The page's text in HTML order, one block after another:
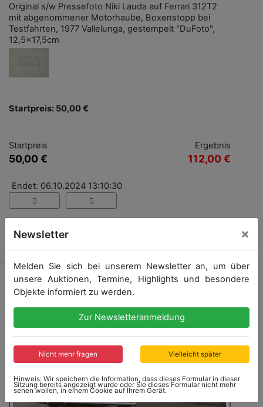
Original s/w Pressefoto Niki Lauda auf Ferrari 312T2
mit abgenommener Motorhaube, Boxenstopp bei
Testfahrten, 1977 Vallelunga, gestempelt "DuFoto",
12,5x17,5cm
Startpreis: 50,00 €
Startpreis
50,00 €
Ergebnis
112,00 €
Endet: 06.10.2024 13:10:30
Newsletter ×
Melden Sie sich bei unserem Newsletter an, um über
unsere Auktionen, Termine, Highlights und besondere
Objekte informiert zu werden.
Zur Newsletteranmeldung
Nicht mehr fragen Vielleicht später
Hinweis: Wir speichern die Information, dass dieses Formular in dieser
Sitzung bereits angezeigt wurde oder Sie dieses Formular nicht mehr
sehen wollen, in einem Cookie auf Ihrem Gerät.